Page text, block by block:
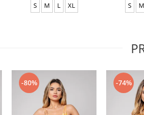
S M L XL S M
-80% -74%